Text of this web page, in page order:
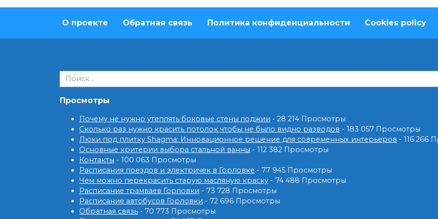
О проекте Обратная связь Политика конфиденциальности Cookies policy
Search
for:
Просмотры
Почему не нужно утеплять боковые стены лоджии - 28 214 Просмотры
Сколько раз нужно красить потолок чтобы не было видно разводов - 183 057 Просмотры
Люки под плитку Shagma: Инновационное решение для современных интерьеров - 116 266
Основные критерии выбора стальной ванны - 112 382 Просмотры
Контакты - 100 063 Просмотры
Расписания поездов и электричек в Горловке - 77 945 Просмотры
Чем можно перекрасить старую масляную краску - 74 488 Просмотры
Расписание трамваев Горловки - 73 728 Просмотры
Расписание автобусов Горловки - 72 696 Просмотры
Обратная связь - 70 773 Просмотры